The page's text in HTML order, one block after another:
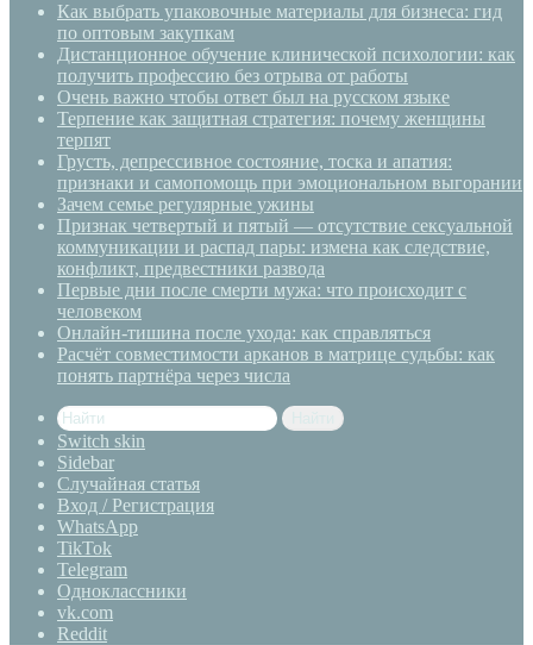
Как выбрать упаковочные материалы для бизнеса: гид
по оптовым закупкам
Дистанционное обучение клинической психологии: как
получить профессию без отрыва от работы
Очень важно чтобы ответ был на русском языке
Терпение как защитная стратегия: почему женщины
терпят
Грусть, депрессивное состояние, тоска и апатия:
признаки и самопомощь при эмоциональном выгорании
Зачем семье регулярные ужины
Признак четвертый и пятый — отсутствие сексуальной
коммуникации и распад пары: измена как следствие,
конфликт, предвестники развода
Первые дни после смерти мужа: что происходит с
человеком
Онлайн-тишина после ухода: как справляться
Расчёт совместимости арканов в матрице судьбы: как
понять партнёра через числа
Switch skin
Sidebar
Случайная статья
Вход / Регистрация
WhatsApp
TikTok
Telegram
Одноклассники
vk.com
Reddit